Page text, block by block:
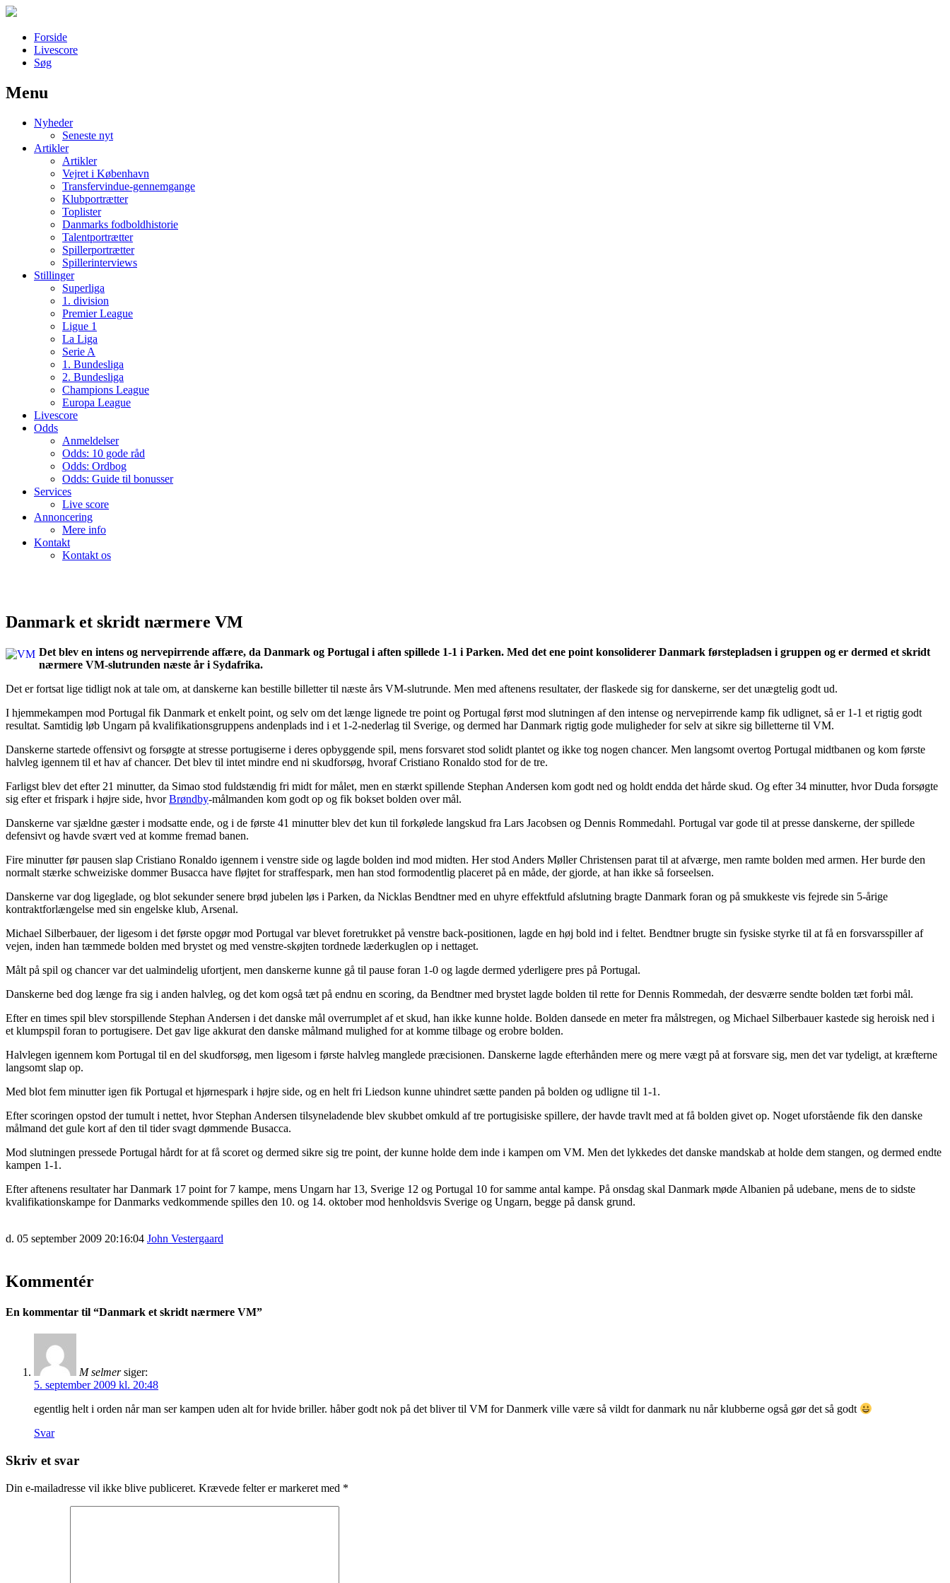
Forside
Livescore
Søg
Наши партнеры
лучшие займы
Menu
Nyheder
Seneste nyt
Artikler
Artikler
Vejret i København
Transfervindue-gennemgange
Klubportrætter
Toplister
Danmarks fodboldhistorie
Talentportrætter
Spillerportrætter
Spillerinterviews
Stillinger
Superliga
1. division
Premier League
Ligue 1
La Liga
Serie A
1. Bundesliga
2. Bundesliga
Champions League
Europa League
Livescore
Odds
Anmeldelser
Odds: 10 gode råd
Odds: Ordbog
Odds: Guide til bonusser
Services
Live score
Annoncering
Mere info
Kontakt
Kontakt os
Danmark et skridt nærmere VM
Det blev en intens og nervepirrende affære, da Danmark og Portugal i aften spillede 1-1 i Parken. Med det ene point konsoliderer Danmark førstepladsen i gruppen og er dermed et skridt
nærmere VM-slutrunden næste år i Sydafrika.
Det er fortsat lige tidligt nok at tale om, at danskerne kan bestille billetter til næste års VM-slutrunde. Men med aftenens resultater, der flaskede sig for danskerne, ser det unægtelig godt ud.
I hjemmekampen mod Portugal fik Danmark et enkelt point, og selv om det længe lignede tre point og Portugal først mod slutningen af den intense og nervepirrende kamp fik udlignet, så er 1-1 et rigtig godt
resultat. Samtidig løb Ungarn på kvalifikationsgruppens andenplads ind i et 1-2-nederlag til Sverige, og dermed har Danmark rigtig gode muligheder for selv at sikre sig billetterne til VM.
Danskerne startede offensivt og forsøgte at stresse portugiserne i deres opbyggende spil, mens forsvaret stod solidt plantet og ikke tog nogen chancer. Men langsomt overtog Portugal midtbanen og kom første
halvleg igennem til et hav af chancer. Det blev til intet mindre end ni skudforsøg, hvoraf Cristiano Ronaldo stod for de tre.
Farligst blev det efter 21 minutter, da Simao stod fuldstændig fri midt for målet, men en stærkt spillende Stephan Andersen kom godt ned og holdt endda det hårde skud. Og efter 34 minutter, hvor Duda forsøgte
sig efter et frispark i højre side, hvorBrøndby-målmanden kom godt op og fik bokset bolden over mål.
Danskerne var sjældne gæster i modsatte ende, og i de første 41 minutter blev det kun til forkølede langskud fra Lars Jacobsen og Dennis Rommedahl. Portugal var gode til at presse danskerne, der spillede
defensivt og havde svært ved at komme fremad banen.
Fire minutter før pausen slap Cristiano Ronaldo igennem i venstre side og lagde bolden ind mod midten. Her stod Anders Møller Christensen parat til at afværge, men ramte bolden med armen. Her burde den
normalt stærke schweiziske dommer Busacca have fløjtet for straffespark, men han stod formodentlig placeret på en måde, der gjorde, at han ikke så forseelsen.
Danskerne var dog ligeglade, og blot sekunder senere brød jubelen løs i Parken, da Nicklas Bendtner med en uhyre effektfuld afslutning bragte Danmark foran og på smukkeste vis fejrede sin 5-årige
kontraktforlængelse med sin engelske klub, Arsenal.
Michael Silberbauer, der ligesom i det første opgør mod Portugal var blevet foretrukket på venstre back-positionen, lagde en høj bold ind i feltet. Bendtner brugte sin fysiske styrke til at få en forsvarsspiller af
vejen, inden han tæmmede bolden med brystet og med venstre-skøjten tordnede læderkuglen op i nettaget.
Målt på spil og chancer var det ualmindelig ufortjent, men danskerne kunne gå til pause foran 1-0 og lagde dermed yderligere pres på Portugal.
Danskerne bed dog længe fra sig i anden halvleg, og det kom også tæt på endnu en scoring, da Bendtner med brystet lagde bolden til rette for Dennis Rommedah, der desværre sendte bolden tæt forbi mål.
Efter en times spil blev storspillende Stephan Andersen i det danske mål overrumplet af et skud, han ikke kunne holde. Bolden dansede en meter fra målstregen, og Michael Silberbauer kastede sig heroisk ned i
et klumpspil foran to portugisere. Det gav lige akkurat den danske målmand mulighed for at komme tilbage og erobre bolden.
Halvlegen igennem kom Portugal til en del skudforsøg, men ligesom i første halvleg manglede præcisionen. Danskerne lagde efterhånden mere og mere vægt på at forsvare sig, men det var tydeligt, at kræfterne
langsomt slap op.
Med blot fem minutter igen fik Portugal et hjørnespark i højre side, og en helt fri Liedson kunne uhindret sætte panden på bolden og udligne til 1-1.
Efter scoringen opstod der tumult i nettet, hvor Stephan Andersen tilsyneladende blev skubbet omkuld af tre portugisiske spillere, der havde travlt med at få bolden givet op. Noget uforstående fik den danske
målmand det gule kort af den til tider svagt dømmende Busacca.
Mod slutningen pressede Portugal hårdt for at få scoret og dermed sikre sig tre point, der kunne holde dem inde i kampen om VM. Men det lykkedes det danske mandskab at holde dem stangen, og dermed endte
kampen 1-1.
Efter aftenens resultater har Danmark 17 point for 7 kampe, mens Ungarn har 13, Sverige 12 og Portugal 10 for samme antal kampe. På onsdag skal Danmark møde Albanien på udebane, mens de to sidste
kvalifikationskampe for Danmarks vedkommende spilles den 10. og 14. oktober mod henholdsvis Sverige og Ungarn, begge på dansk grund.
d. 05 september 2009 20:16:04 John Vestergaard
Kommentér
En kommentar til “Danmark et skridt nærmere VM”
M selmer siger:
5. september 2009 kl. 20:48
egentlig helt i orden når man ser kampen uden alt for hvide briller. håber godt nok på det bliver til VM for Danmerk ville være så vildt for danmark nu når klubberne også gør det så godt
Svar
Skriv et svar
Din e-mailadresse vil ikke blive publiceret. Krævede felter er markeret med *